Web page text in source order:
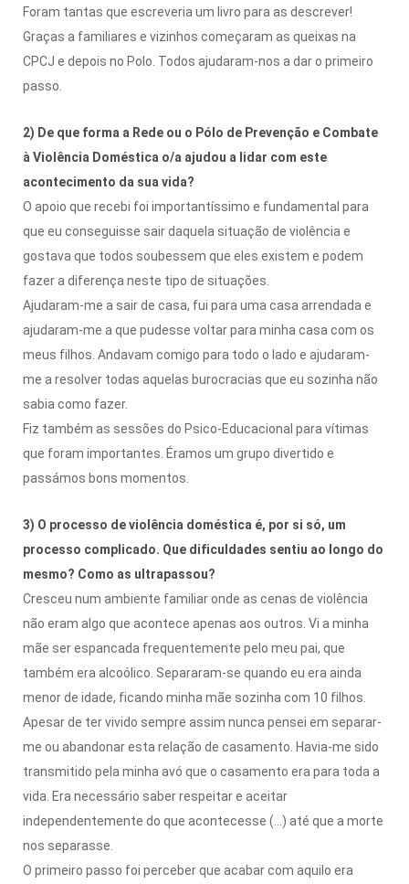
Foram tantas que escreveria um livro para as descrever!
Graças a familiares e vizinhos começaram as queixas na
CPCJ e depois no Polo. Todos ajudaram-nos a dar o primeiro
passo.
2) De que forma a Rede ou o Pólo de Prevenção e Combate
à Violência Doméstica o/a ajudou a lidar com este
acontecimento da sua vida?
O apoio que recebi foi importantíssimo e fundamental para
que eu conseguisse sair daquela situação de violência e
gostava que todos soubessem que eles existem e podem
fazer a diferença neste tipo de situações.
Ajudaram-me a sair de casa, fui para uma casa arrendada e
ajudaram-me a que pudesse voltar para minha casa com os
meus filhos. Andavam comigo para todo o lado e ajudaram-
me a resolver todas aquelas burocracias que eu sozinha não
sabia como fazer.
Fiz também as sessões do Psico-Educacional para vítimas
que foram importantes. Éramos um grupo divertido e
passámos bons momentos.
3) O processo de violência doméstica é, por si só, um
processo complicado. Que dificuldades sentiu ao longo do
mesmo? Como as ultrapassou?
Cresceu num ambiente familiar onde as cenas de violência
não eram algo que acontece apenas aos outros. Vi a minha
mãe ser espancada frequentemente pelo meu pai, que
também era alcoólico. Separaram-se quando eu era ainda
menor de idade, ficando minha mãe sozinha com 10 filhos.
Apesar de ter vivido sempre assim nunca pensei em separar-
me ou abandonar esta relação de casamento. Havia-me sido
transmitido pela minha avó que o casamento era para toda a
vida. Era necessário saber respeitar e aceitar
independentemente do que acontecesse (...) até que a morte
nos separasse.
O primeiro passo foi perceber que acabar com aquilo era